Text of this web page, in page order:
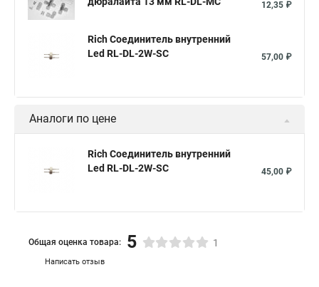
12,35 ₽
Rich Соединитель внутренний
Led RL-DL-2W-SC
57,00 ₽
Аналоги по цене
Rich Соединитель внутренний
Led RL-DL-2W-SC
45,00 ₽
Написать отзыв
Общая оценка товара: 5 1